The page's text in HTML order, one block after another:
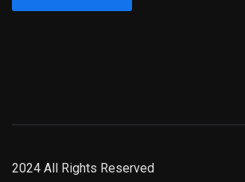
2024 All Rights Reserved